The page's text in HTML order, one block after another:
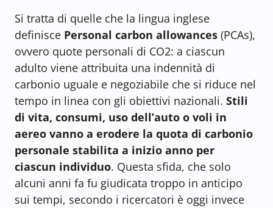
Si tratta di quelle che la lingua inglese
definisce Personal carbon allowances (PCAs),
ovvero quote personali di CO2: a ciascun
adulto viene attribuita una indennità di
carbonio uguale e negoziabile che si riduce nel
tempo in linea con gli obiettivi nazionali. Stili
di vita, consumi, uso dell’auto o voli in
aereo vanno a erodere la quota di carbonio
personale stabilita a inizio anno per
ciascun individuo. Questa sfida, che solo
alcuni anni fa fu giudicata troppo in anticipo
sui tempi, secondo i ricercatori è oggi invece